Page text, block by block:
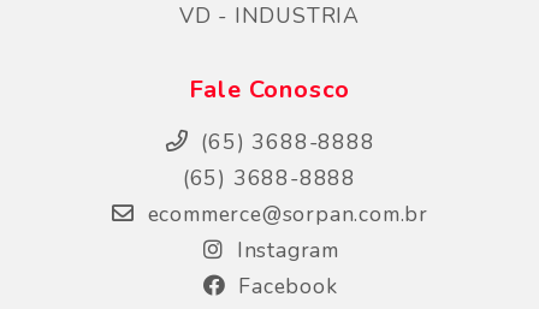
VD - INDUSTRIA
Fale Conosco
(65) 3688-8888
(65) 3688-8888
ecommerce@sorpan.com.br
Instagram
Facebook